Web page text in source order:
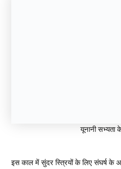
यूनानी सभ्यता
इस काल में सुंदर स्त्रियों के लिए संघर्ष के